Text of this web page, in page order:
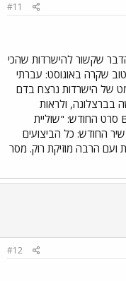
#11
ירושלים הדבר שקשור להישרדות שהכי
שקרה באוגוסט: עברתי
של הישרדות נרצח בדם
בברצלונה, ולראות
הישרדות ניקרגואה תוכנית הטלוויזיה: BB3 סרט החודש: "שוליית
החודש: כל הביצועים
ועם הרבה מוזיקת רוק. מסר
#12